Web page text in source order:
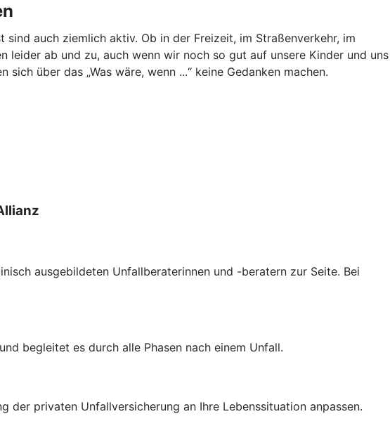
auch ziemlich aktiv. Ob in der Freizeit, im Straßenverkehr, im
ab und zu, auch wenn wir noch so gut auf unsere Kinder und uns
über das „Was wäre, wenn ...“ keine Gedanken machen.
ausgebildeten Unfallberaterinnen und -beratern zur Seite. Bei
begleitet es durch alle Phasen nach einem Unfall.
der privaten Unfallversicherung an Ihre Lebenssituation anpassen.